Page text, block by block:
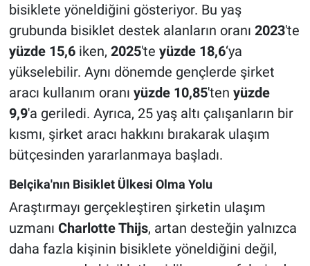
bisiklete yöneldiğini gösteriyor. Bu yaş
grubunda bisiklet destek alanların oranı 2023'te
yüzde 15,6iken, 2025'te yüzde 18,6‘ya
yükselebilir. Aynı dönemde gençlerde şirket
aracı kullanım oranı yüzde 10,85'ten yüzde
9,9'a geriledi. Ayrıca, 25 yaş altı çalışanların bir
kısmı, şirket aracı hakkını bırakarak ulaşım
bütçesinden yararlanmaya başladı.
Belçika'nın Bisiklet Ülkesi Olma Yolu
Araştırmayı gerçekleştiren şirketin ulaşım
uzmanı Charlotte Thijs, artan desteğin yalnızca
daha fazla kişinin bisiklete yöneldiğini değil,